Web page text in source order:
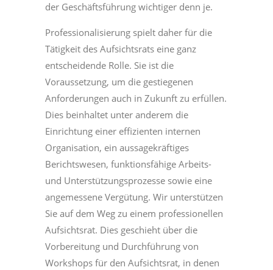
der Geschäftsführung wichtiger denn je.
Professionalisierung spielt daher für die
Tätigkeit des Aufsichtsrats eine ganz
entscheidende Rolle. Sie ist die
Voraussetzung, um die gestiegenen
Anforderungen auch in Zukunft zu erfüllen.
Dies beinhaltet unter anderem die
Einrichtung einer effizienten internen
Organisation, ein aussagekräftiges
Berichtswesen, funktionsfähige Arbeits-
und Unterstützungsprozesse sowie eine
angemessene Vergütung. Wir unterstützen
Sie auf dem Weg zu einem professionellen
Aufsichtsrat. Dies geschieht über die
Vorbereitung und Durchführung von
Workshops für den Aufsichtsrat, in denen